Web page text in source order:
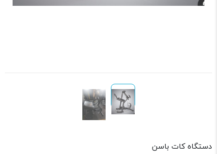
دستگاه کات باسن